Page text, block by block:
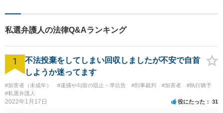
私選弁護人の法律Q&Aランキング
1
不法投棄をしてしまい回収しましたが不安で自首
しようか迷ってます
#加害者（未成年） #逮捕や勾留の阻止・準抗告 #刑事裁判 #加害者
#執行猶予
#私選弁護人
2022年1月17日 役にたった 31